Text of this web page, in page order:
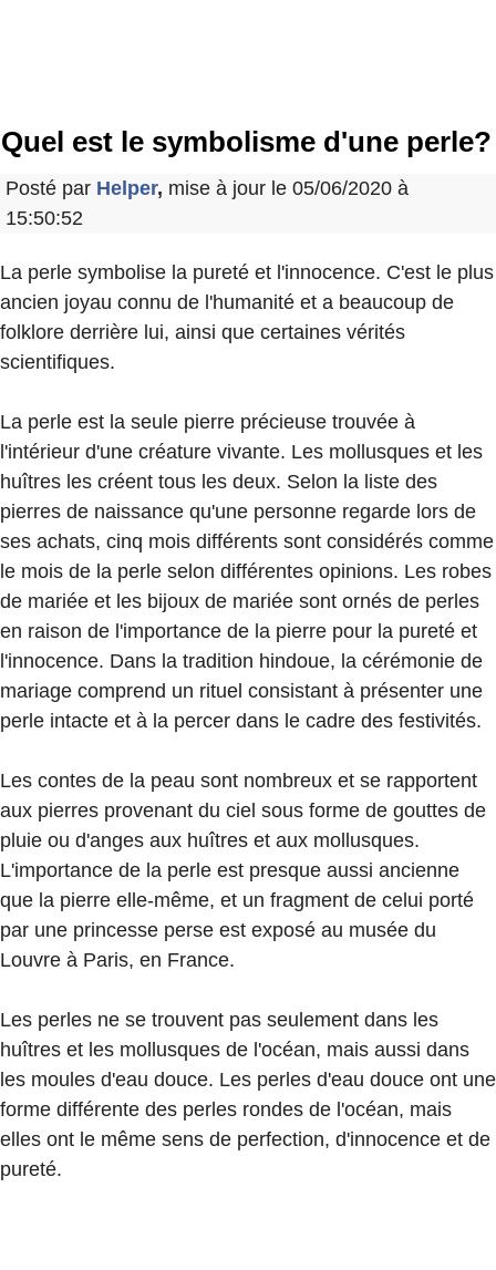
Quel est le symbolisme d'une perle?
Posté par Helper, mise à jour le 05/06/2020 à
15:50:52
La perle symbolise la pureté et l'innocence. C'est le plus
ancien joyau connu de l'humanité et a beaucoup de
folklore derrière lui, ainsi que certaines vérités
scientifiques.
La perle est la seule pierre précieuse trouvée à
l'intérieur d'une créature vivante. Les mollusques et les
huîtres les créent tous les deux. Selon la liste des
pierres de naissance qu'une personne regarde lors de
ses achats, cinq mois différents sont considérés comme
le mois de la perle selon différentes opinions. Les robes
de mariée et les bijoux de mariée sont ornés de perles
en raison de l'importance de la pierre pour la pureté et
l'innocence. Dans la tradition hindoue, la cérémonie de
mariage comprend un rituel consistant à présenter une
perle intacte et à la percer dans le cadre des festivités.
Les contes de la peau sont nombreux et se rapportent
aux pierres provenant du ciel sous forme de gouttes de
pluie ou d'anges aux huîtres et aux mollusques.
L'importance de la perle est presque aussi ancienne
que la pierre elle-même, et un fragment de celui porté
par une princesse perse est exposé au musée du
Louvre à Paris, en France.
Les perles ne se trouvent pas seulement dans les
huîtres et les mollusques de l'océan, mais aussi dans
les moules d'eau douce. Les perles d'eau douce ont une
forme différente des perles rondes de l'océan, mais
elles ont le même sens de perfection, d'innocence et de
pureté.